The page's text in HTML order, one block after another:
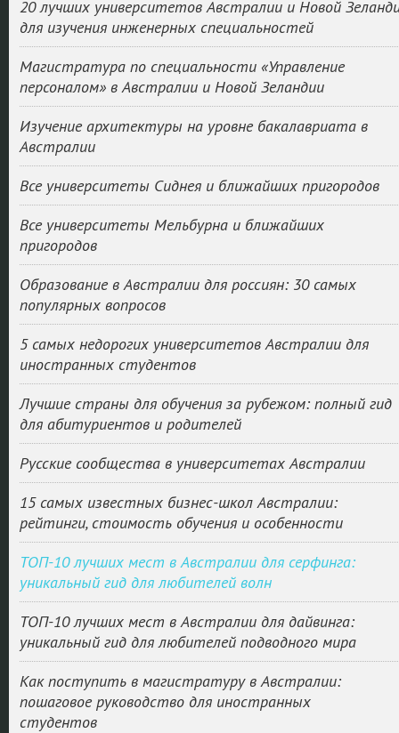
20 лучших университетов Австралии и Новой
для изучения инженерных специальностей
Магистратура по специальности «Управление
персоналом» в Австралии и Новой Зеландии
Изучение архитектуры на уровне бакалавриата в
Австралии
Все университеты Сиднея и ближайших пригородов
Все университеты Мельбурна и ближайших
пригородов
Образование в Австралии для россиян: 30 самых
популярных вопросов
5 самых недорогих университетов Австралии для
иностранных студентов
Лучшие страны для обучения за рубежом: полный гид
для абитуриентов и родителей
Русские сообщества в университетах Австралии
15 самых известных бизнес-школ Австралии:
рейтинги, стоимость обучения и особенности
ТОП-10 лучших мест в Австралии для серфинга:
уникальный гид для любителей волн
ТОП-10 лучших мест в Австралии для дайвинга:
уникальный гид для любителей подводного мира
Как поступить в магистратуру в Австралии:
пошаговое руководство для иностранных
студентов